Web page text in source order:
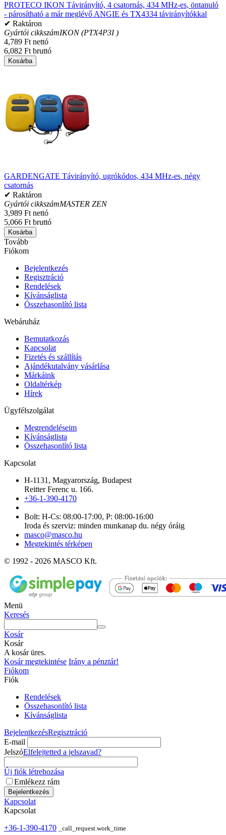
PROTECO IKON Távirányító, 4 csatornás, 434 MHz-es, öntanuló
- párosítható a már meglévő ANGIE és TX4334 távirányítókkal
✔ Raktáron
Gyártói cikkszámIKON (PTX4P3I )
4,789 Ft nettó
6,082 Ft bruttó
Kosárba
GARDENGATE Távirányító, ugrókódos, 434 MHz-es, négy
csatornás
✔ Raktáron
Gyártói cikkszámMASTER ZEN
3,989 Ft nettó
5,066 Ft bruttó
Kosárba
Tovább
Fiókom
Bejelentkezés
Regisztráció
Rendelések
Kívánságlista
Összehasonlító lista
Webáruház
Bemutatkozás
Kapcsolat
Fizetés és szállítás
Ajándékutalvány vásárlása
Márkáink
Oldaltérkép
Hírek
Ügyfélszolgálat
Megrendeléseim
Kívánságlista
Összehasonlító lista
Kapcsolat
H-1131, Magyarország, Budapest
Reitter Ferenc u. 166.
+36-1-390-4170
Bolt: H-Cs: 08:00-17:00, P: 08:00-16:00
Iroda és szerviz: minden munkanap du. négy óráig
masco@masco.hu
Megtekintés térképen
© 1992 - 2026 MASCO Kft.
Menü
Keresés
Kosár
Kosár
A kosár üres.
Kosár megtekintése Irány a pénztár!
Fiókom
Fiók
Rendelések
Összehasonlító lista
Kívánságlista
BejelentkezésRegisztráció
E-mail
JelszóElfelejtetted a jelszavad?
Új fiók létrehozása
Emlékezz rám
Bejelentkezés
Kapcsolat
Kapcsolat
+36-1-390-4170
_call_request.work_time